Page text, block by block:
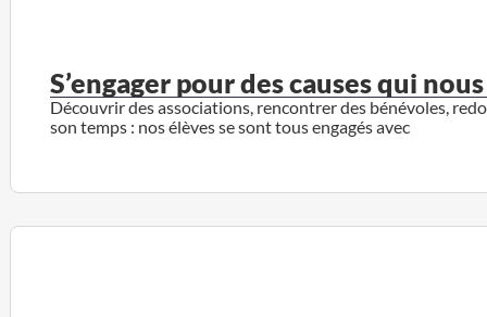
S’engager pour des causes qui
Découvrir des associations, rencontrer des bénévoles,
son temps : nos élèves se sont tous engagés avec